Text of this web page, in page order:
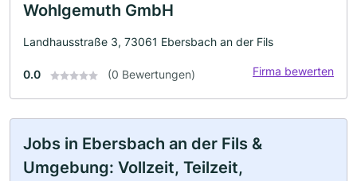
Wohlgemuth GmbH
Landhausstraße 3, 73061 Ebersbach an der Fils
0.0 (0 Bewertungen) Firma bewerten
Jobs in Ebersbach an der Fils &
Umgebung: Vollzeit, Teilzeit,